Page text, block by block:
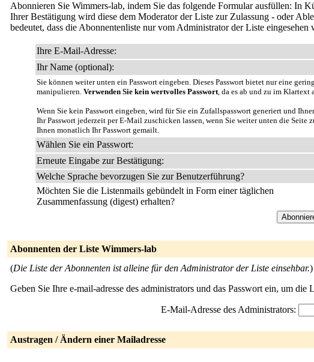
Abonnieren Sie Wimmers-lab, indem Sie das folgende Formular ausfüllen: In
Ihrer Bestätigung wird diese dem Moderator der Liste zur Zulassung - oder
bedeutet, dass die Abonnentenliste nur vom Administrator der Liste eingesehen
Ihre E-Mail-Adresse:
Ihr Name (optional):
Sie können weiter unten ein Passwort eingeben. Dieses Passwort bietet nur eine
manipulieren. Verwenden Sie kein wertvolles Passwort, da es ab und zu im Klartext
Wenn Sie kein Passwort eingeben, wird für Sie ein Zufallspasswort generiert und
Ihr Passwort jederzeit per E-Mail zuschicken lassen, wenn Sie weiter unten die
Ihnen monatlich Ihr Passwort gemailt.
Wählen Sie ein Passwort:
Erneute Eingabe zur Bestätigung:
Welche Sprache bevorzugen Sie zur Benutzerführung?
Möchten Sie die Listenmails gebündelt in Form einer täglichen
Zusammenfassung (digest) erhalten?
Abonnenten der Liste Wimmers-lab
(Die Liste der Abonnenten ist alleine für den Administrator der Liste einsehbar.)
Geben Sie Ihre e-mail-adresse des administrators und das Passwort ein, um die
E-Mail-Adresse des Administrators:
Austragen / Ändern einer Mailadresse